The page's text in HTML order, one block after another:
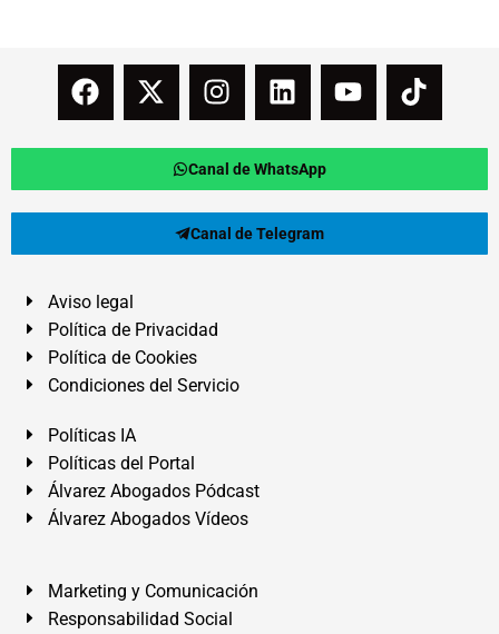
Canal de WhatsApp
Canal de Telegram
Aviso legal
Política de Privacidad
Política de Cookies
Condiciones del Servicio
Políticas IA
Políticas del Portal
Álvarez Abogados Pódcast
Álvarez Abogados Vídeos
Marketing y Comunicación
Responsabilidad Social